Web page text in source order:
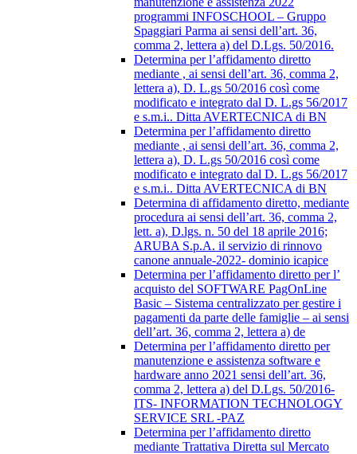
programmi INFOSCHOOL – Gruppo
Spaggiari Parma ai sensi dell’art. 36,
comma 2, lettera a) del D.Lgs. 50/2016.
Determina per l’affidamento diretto
mediante , ai sensi dell’art. 36, comma 2,
lettera a), D. L.gs 50/2016 così come
modificato e integrato dal D. L.gs 56/2017
e s.m.i.. Ditta AVERTECNICA di BN
Determina per l’affidamento diretto
mediante , ai sensi dell’art. 36, comma 2,
lettera a), D. L.gs 50/2016 così come
modificato e integrato dal D. L.gs 56/2017
e s.m.i.. Ditta AVERTECNICA di BN
Determina di affidamento diretto, mediante
procedura ai sensi dell’art. 36, comma 2,
lett. a), D.lgs. n. 50 del 18 aprile 2016;
ARUBA S.p.A. il servizio di rinnovo
canone annuale-2022- dominio icapice
Determina per l’affidamento diretto per l’
acquisto del SOFTWARE PagOnLine
Basic – Sistema centralizzato per gestire i
pagamenti da parte delle famiglie – ai sensi
dell’art. 36, comma 2, lettera a) de
Determina per l’affidamento diretto per
manutenzione e assistenza software e
hardware anno 2021 sensi dell’art. 36,
comma 2, lettera a) del D.Lgs. 50/2016-
ITS- INFORMATION TECHNOLOGY
SERVICE SRL -PAZ
Determina per l’affidamento diretto
mediante Trattativa Diretta sul Mercato